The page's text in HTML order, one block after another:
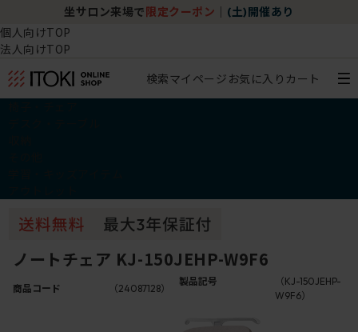
坐サロン来場で 限定クーポン (土)開催あり
個人向けTOP
法人向けTOP
検索マイページ お気に入り カート
ノートチェア KJ-150JEHP-W9F6
商品コード （24087128）
製品記号
（KJ-150JEHP-
W9F6）